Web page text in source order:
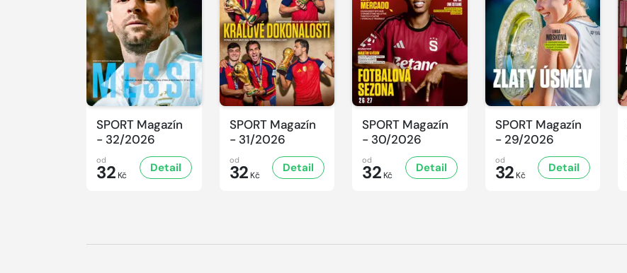
SPORT Magazín
- 32/2026
od
32 Kč
Detail
SPORT Magazín
- 31/2026
od
32 Kč
Detail
SPORT Magazín
- 30/2026
od
32 Kč
Detail
SPORT Magazín
- 29/2026
od
32 Kč
Detail